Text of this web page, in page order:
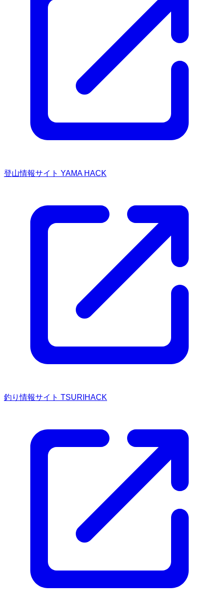
登山情報サイト YAMA HACK
釣り情報サイト TSURIHACK